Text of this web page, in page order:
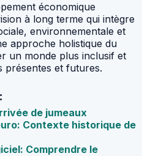
économique
à long terme qui intègre
environnementale et
approche holistique du
un monde plus inclusif et
présentes et futures.
de jumeaux
Contexte historique de
Comprendre le